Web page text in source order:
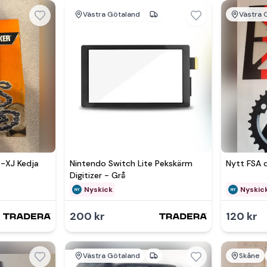
Se
XJ Kedja
Västra Götaland
Nintendo Switch Lite Pekskärm
Digitizer - Grå
Nyskick
200 kr
Västra
Nytt FSA
120 kr
Västra Götaland Skåne